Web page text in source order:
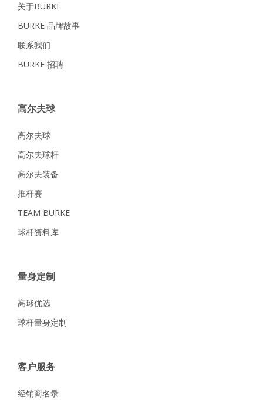
关于BURKE
BURKE 品牌故事
联系我们
BURKE 招聘
高尔夫球
高尔夫球
高尔夫球杆
高尔夫装备
推杆赛
TEAM BURKE
球杆资料库
量身定制
高球优选
球杆量身定制
客户服务
经销商名录